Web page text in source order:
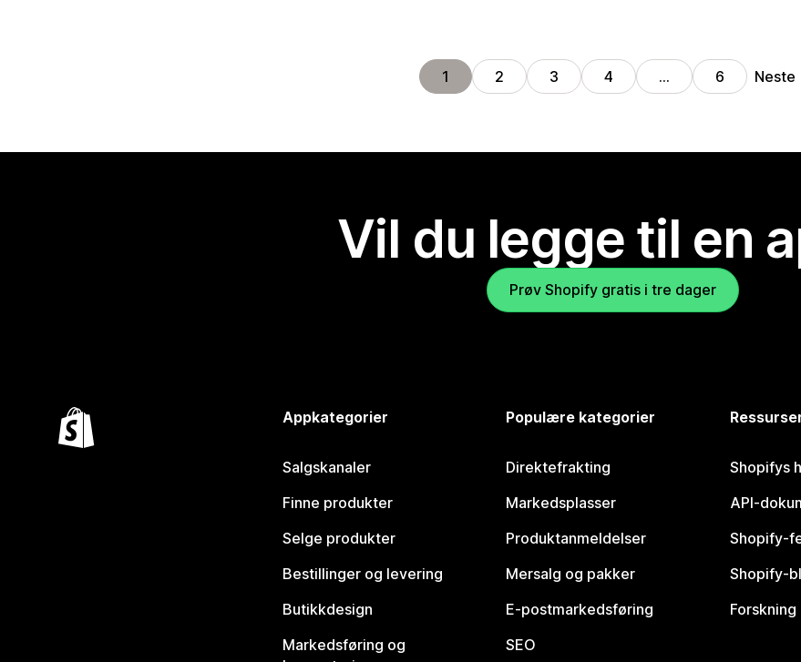
1 2 3 4 … 6 Neste
Vil du legge til en
Prøv Shopify gratis i tre dager
Appkategorier
Salgskanaler
Finne produkter
Selge produkter
Bestillinger og levering
Butikkdesign
Markedsføring og
Populære kategorier
Direktefrakting
Markedsplasser
Produktanmeldelser
Mersalg og pakker
E-postmarkedsføring
SEO
Shopifys
API-
Shopify-
Shopify-
Forskning